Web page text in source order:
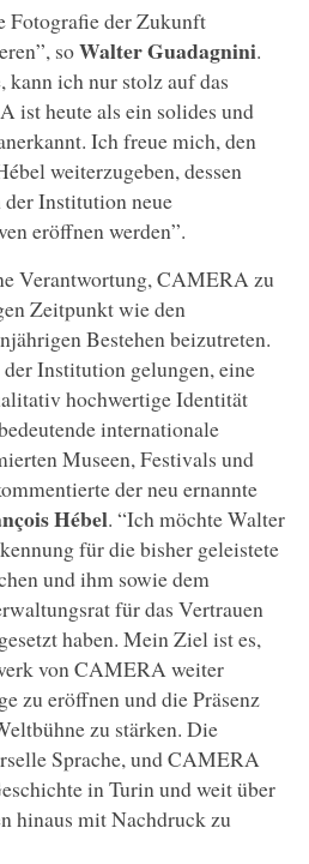
Fotografie der Zukunft
soWalter Guadagnini.
ich nur stolz auf das
ist heute als ein solides und
Ich freue mich, den
weiterzugeben, dessen
Institution neue
eröffnen werden”.
Verantwortung, CAMERA zu
Zeitpunkt wie den
Bestehen beizutreten.
Institution gelungen, eine
hochwertige Identität
internationale
Museen, Festivals und
der neu ernannte
Hébel. “Ich möchte Walter
für die bisher geleistete
und ihm sowie dem
für das Vertrauen
haben. Mein Ziel ist es,
von CAMERA weiter
zu eröffnen und die Präsenz
zu stärken. Die
Sprache, und CAMERA
in Turin und weit über
hinaus mit Nachdruck zu